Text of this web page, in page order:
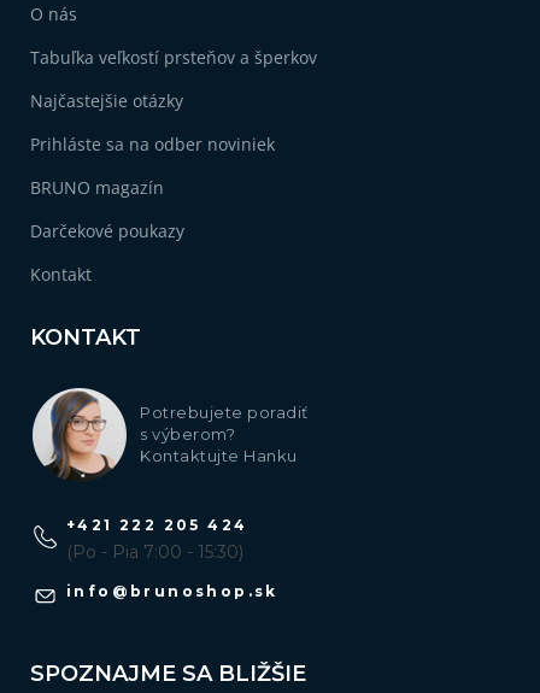
O nás
Tabuľka veľkostí prsteňov a šperkov
Najčastejšie otázky
Prihláste sa na odber noviniek
BRUNO magazín
Darčekové poukazy
Kontakt
KONTAKT
Potrebujete poradiť
s výberom?
Kontaktujte Hanku
info @ brunoshop.sk
+421 222 205 424
(Po - Pia 7:00 - 15:30)
SPOZNAJME SA BLIŽŠIE